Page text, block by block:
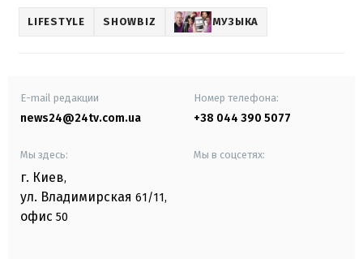
LIFESTYLE SHOWBIZ МУЗЫКА
E-mail редакции
news24@24tv.com.ua
Номер телефона:
+38 044 390 5077
Мы здесь:
г. Киев,
ул. Владимирская 61/11,
офис 50
Мы в соцсетях: